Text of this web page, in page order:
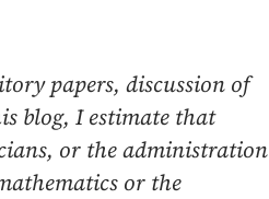
papers, discussion of
blog, I estimate that
or the administration
or the